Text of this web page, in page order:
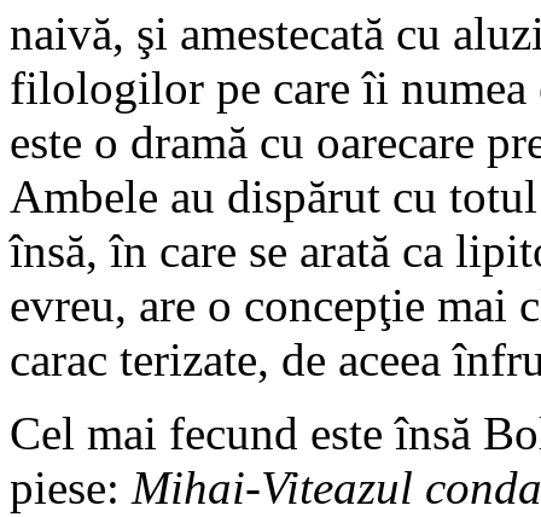
naivă, şi amestecată cu
filologilor pe care îi
este o dramă cu oarecare
Ambele au dispărut cu
însă, în care se arată ca
evreu, are o concepţie mai
carac terizate, de aceea
Cel mai fecund este însă
piese: Mihai-Viteazul